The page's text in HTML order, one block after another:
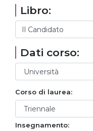
Libro:
Dati corso:
Corso di laurea:
Insegnamento: